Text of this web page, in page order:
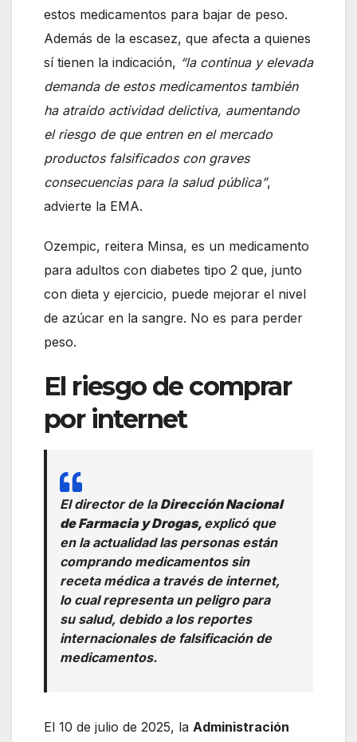
estos medicamentos para bajar de peso.
Además de la escasez, que afecta a quienes
sí tienen la indicación, “la continua y elevada
demanda de estos medicamentos también
ha atraído actividad delictiva, aumentando
el riesgo de que entren en el mercado
productos falsificados con graves
consecuencias para la salud pública”,
advierte la EMA.
Ozempic, reitera Minsa, es un medicamento
para adultos con diabetes tipo 2 que, junto
con dieta y ejercicio, puede mejorar el nivel
de azúcar en la sangre. No es para perder
peso.
El riesgo de comprar
por internet
El director de la Dirección Nacional
de Farmacia y Drogas, explicó que
en la actualidad las personas están
comprando medicamentos sin
receta médica a través de internet,
lo cual representa un peligro para
su salud, debido a los reportes
internacionales de falsificación de
medicamentos.
El 10 de julio de 2025, la Administración